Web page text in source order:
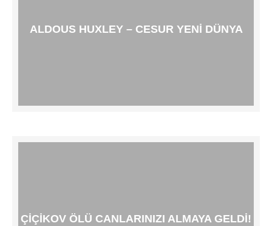
ALDOUS HUXLEY – CESUR YENI DÜNYA
ÇIÇIKOV ÖLÜ CANLARINIZI ALMAYA GELDI!